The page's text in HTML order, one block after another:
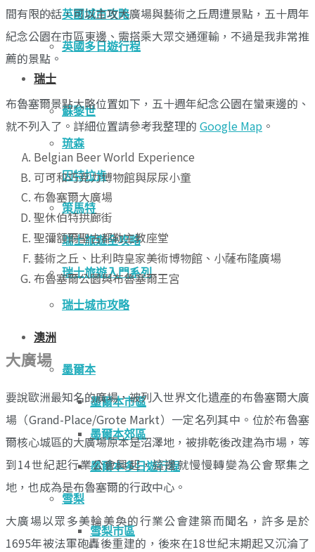
英國城市攻略
英國多日遊行程
瑞士
蘇黎世
琉森
因特拉肯
策馬特
瑞士旅遊全攻略
瑞士旅遊入門系列
瑞士城市攻略
澳洲
墨爾本
墨爾本市區
墨爾本郊區
墨爾本多日遊行程
雪梨
雪梨市區
間有限的話，可以主攻大廣場與藝術之丘周遭景點，五十周年
紀念公園在市區東邊、需搭乘大眾交通運輸，不過是我非常推
薦的景點。
布魯塞爾景點大略位置如下，五十週年紀念公園在蠻東邊的、
就不列入了。詳細位置請參考我整理的 Google Map 。
Belgian Beer World Experience
可可和巧克力博物館與尿尿小童
布魯塞爾大廣場
聖休伯特拱廊街
聖彌額爾聖古都勒主教座堂
藝術之丘、比利時皇家美術博物館、小薩布隆廣場
布魯塞爾公園與布魯塞爾王宮
大廣場
要說歐洲最知名的廣場，被列入世界文化遺產的布魯塞爾大廣
場（Grand-Place/Grote Markt）一定名列其中。位於布魯塞
爾核心城區的大廣場原本是沼澤地，被排乾後改建為市場，等
到14世紀起行業公會興起，這邊就慢慢轉變為公會聚集之
地，也成為是布魯塞爾的行政中心。
大廣場以眾多美輪美奐的行業公會建築而聞名，許多是於
1695年被法軍砲轟後重建的，後來在18世紀末期起又沉淪了